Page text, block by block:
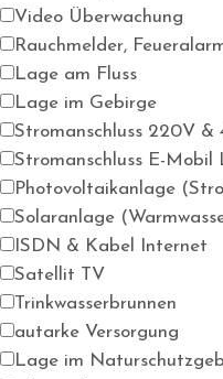
Video Überwachung
Rauchmelder,
Lage am Fluss
Lage im Gebirge
Stromanschluss 220V &
Stromanschluss E-Mobil
Photovoltaikanlage
Solaranlage
ISDN & Kabel Internet
Satellit TV
Trinkwasserbrunnen
autarke Versorgung
Lage im